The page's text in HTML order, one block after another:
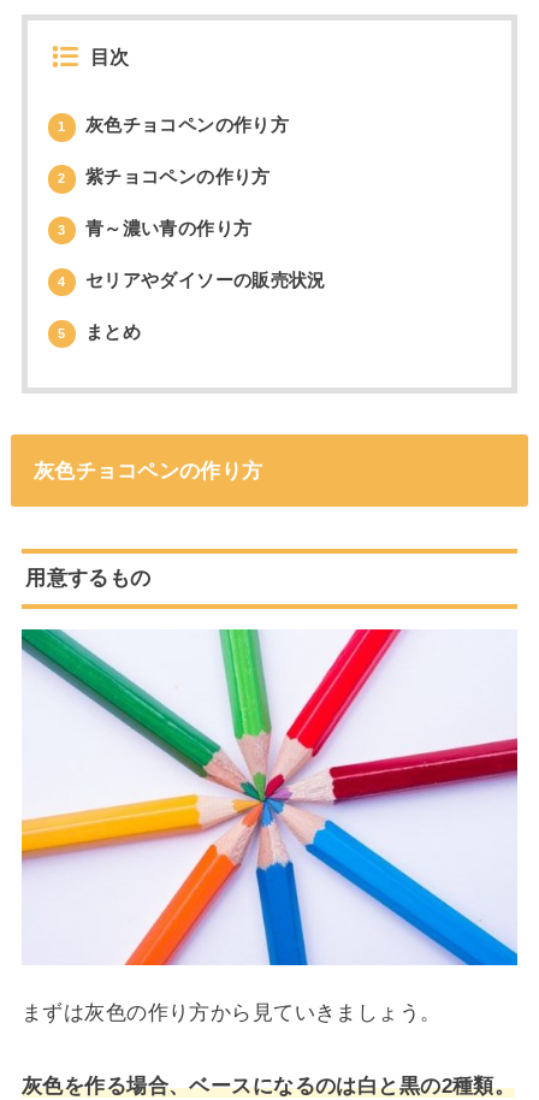
目次
1 灰色チョコペンの作り方
2 紫チョコペンの作り方
3 青～濃い青の作り方
4 セリアやダイソーの販売状況
5 まとめ
灰色チョコペンの作り方
用意するもの
まずは灰色の作り方から見ていきましょう。
灰色を作る場合、ベースになるのは白と黒の2種類。